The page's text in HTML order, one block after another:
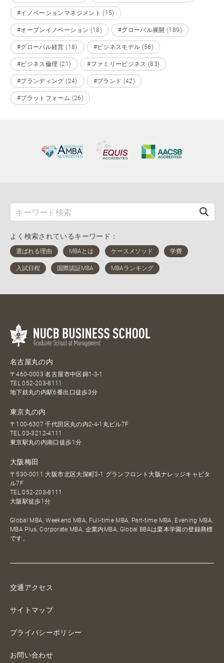
#イノベーションマネジメント (15)
#オープンイノベーション (18) #グローバル展開 (189)
#グローバル経営 (18) #ビジネスモデル (56)
#ビジネス倫理 (21) #ファミリービジネス (83)
#ブランディング (24) #ブランド (42)
#プラットフォーム (26)
よく検索されているキーワード：
名古屋丸の内
〒460-0003 名古屋市中区錦1-3-1
TEL052-203-8111
地下鉄丸の内駅6番出口徒歩3分
東京丸の内
〒100-6307 千代田区丸の内2-4-1丸ビル7F
TEL03-3212-4111
東京駅丸の内南口徒歩1分
大阪梅田
〒530-0011 大阪市北区大深町3-1 グランフロント大阪ナレッジキャピタ
ル7F
TEL052-203-8111
大阪駅徒歩1分
Global MBA, Weekend MBA, Full-time MBA, Part-time MBA, Evening MBA,
MBA Plus, Corporate MBA, 企業内MBA, Global BBAは栗本学園の登録商標
です。
交通アクセス
サイトマップ
プライバシーポリシー
お問い合わせ